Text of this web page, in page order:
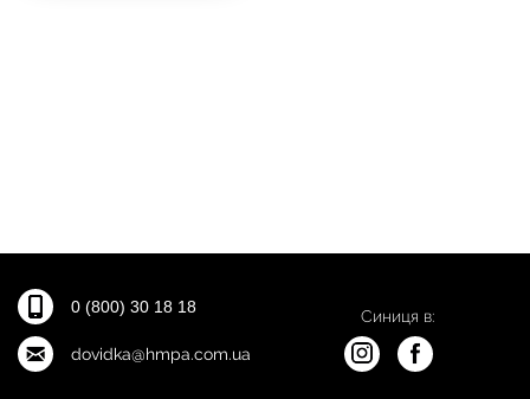
0 (800) 30 18 18
dovidka@hmpa.com.ua
Синиця в: